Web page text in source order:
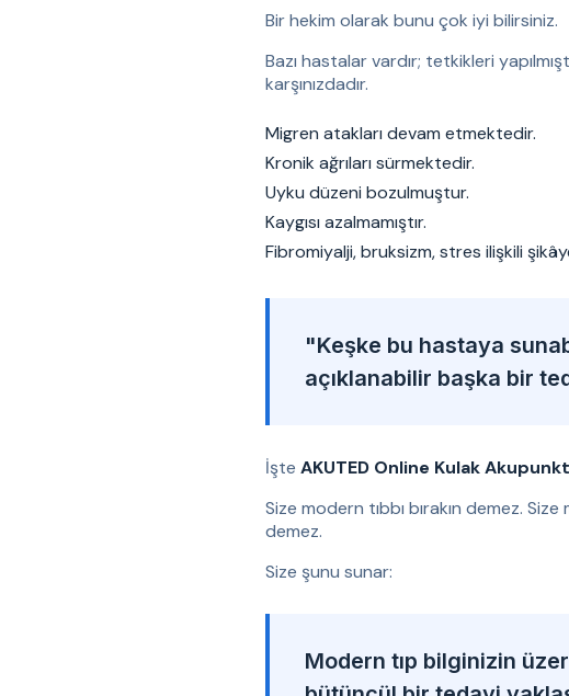
Bir hekim olarak bunu çok iyi bilirsiniz.
Bazı hastalar vardır; tetkikleri
karşınızdadır.
Migren atakları devam etmektedir.
Kronik ağrıları sürmektedir.
Uyku düzeni bozulmuştur.
Kaygısı azalmamıştır.
Fibromiyalji, bruksizm, stres ilişkili
"Keşke bu hastaya
açıklanabilir başka bir
İşte AKUTED Online Kulak
Size modern tıbbı bırakın demez.
demez.
Size şunu sunar:
Modern tıp bilginizin